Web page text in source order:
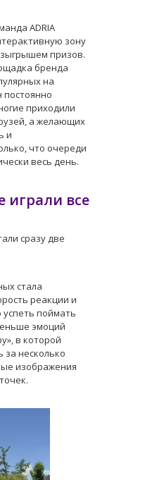
ADRIA
зону
призов.
бренда
на
постоянно
приходили
а желающих
и
что очереди
весь день.
играли все
сразу две
стала
реакции и
успеть поймать
эмоций
в которой
за несколько
изображения